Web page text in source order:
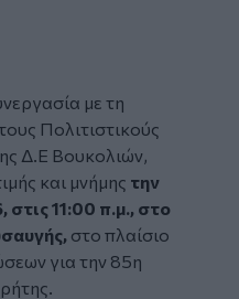
με τη
Πολιτιστικούς
Δ.Ε Βουκολιών,
και μνήμης την
στις 11:00 π.μ., στο
στο πλαίσιο
για την 85η